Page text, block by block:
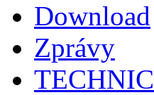
Download
Zprávy